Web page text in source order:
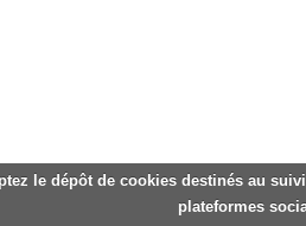
le dépôt de cookies destinés au
plateformes